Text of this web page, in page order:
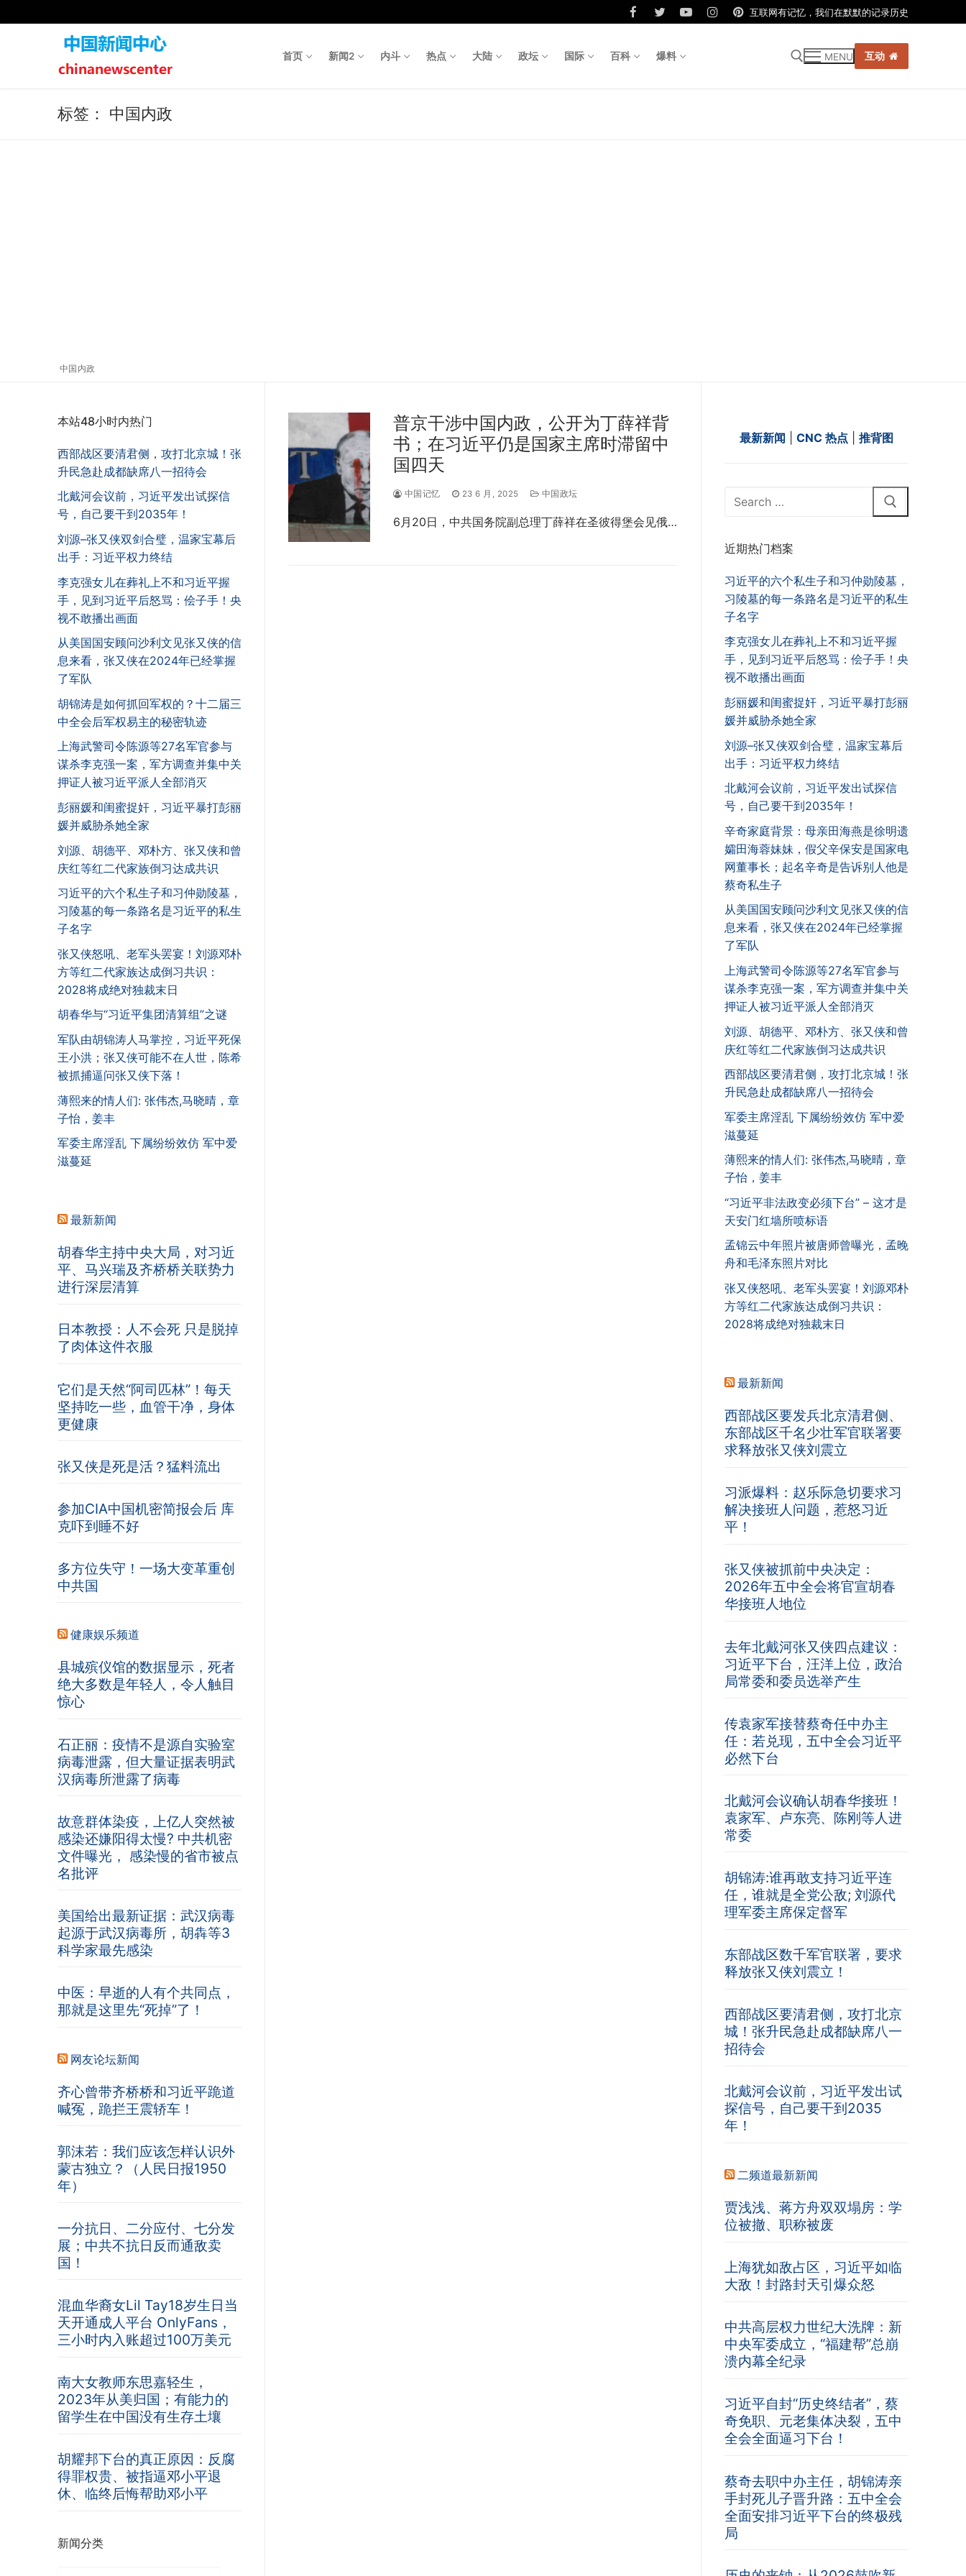
to
互联网有记忆，我们在默默的记录历史
首页 新闻2 内斗 热点 大陆 政坛 国际 百科 爆料 MENU 互动
标签： 中国内政
中国内政
普京干涉中国内政，公开为丁薛祥背
书；在习近平仍是国家主席时滞留中
国四天
中国记忆 23 6 月, 2025 中国政坛
6月20日，中共国务院副总理丁薛祥在圣彼得堡会见俄…
最新新闻 CNC 热点 推背图
Search
近期热门档案
习近平的六个私生子和习仲勋陵墓，
习陵墓的每一条路名是习近平的私生
子名字
李克强女儿在葬礼上不和习近平握
手，见到习近平后怒骂：侩子手！央
视不敢播出画面
彭丽媛和闺蜜捉奸，习近平暴打彭丽
媛并威胁杀她全家
刘源–张又侠双剑合璧，温家宝幕后
出手：习近平权力终结
北戴河会议前，习近平发出试探信
号，自己要干到2035年！
辛奇家庭背景：母亲田海燕是徐明遗
孀田海蓉妹妹，假父辛保安是国家电
网董事长；起名辛奇是告诉别人他是
蔡奇私生子
从美国国安顾问沙利文见张又侠的信
息来看，张又侠在2024年已经掌握
了军队
上海武警司令陈源等27名军官参与
谋杀李克强一案，军方调查并集中关
押证人被习近平派人全部消灭
刘源、胡德平、邓朴方、张又侠和曾
庆红等红二代家族倒习达成共识
西部战区要清君侧，攻打北京城！张
升民急赴成都缺席八一招待会
军委主席淫乱 下属纷纷效仿 军中爱
滋蔓延
薄熙来的情人们: 张伟杰,马晓晴，章
子怡，姜丰
“习近平非法政变必须下台” – 这才是
天安门红墙所喷标语
孟锦云中年照片被唐师曾曝光，孟晚
舟和毛泽东照片对比
张又侠怒吼、老军头罢宴！刘源邓朴
方等红二代家族达成倒习共识：
2028将成绝对独裁末日
最新新闻
西部战区要发兵北京清君侧、
东部战区千名少壮军官联署要
求释放张又侠刘震立
习派爆料：赵乐际急切要求习
解决接班人问题，惹怒习近
平！
张又侠被抓前中央决定：
2026年五中全会将官宣胡春
华接班人地位
去年北戴河张又侠四点建议：
习近平下台，汪洋上位，政治
局常委和委员选举产生
传袁家军接替蔡奇任中办主
任：若兑现，五中全会习近平
必然下台
北戴河会议确认胡春华接班！
袁家军、卢东亮、陈刚等人进
常委
胡锦涛:谁再敢支持习近平连
任，谁就是全党公敌; 刘源代
理军委主席保定督军
东部战区数千军官联署，要求
释放张又侠刘震立！
西部战区要清君侧，攻打北京
城！张升民急赴成都缺席八一
招待会
北戴河会议前，习近平发出试
探信号，自己要干到2035
年！
二频道最新新闻
贾浅浅、蒋方舟双双塌房：学
位被撤、职称被废
上海犹如敌占区，习近平如临
大敌！封路封天引爆众怒
中共高层权力世纪大洗牌：新
中央军委成立，“福建帮”总崩
溃内幕全纪录
习近平自封“历史终结者”，蔡
奇免职、元老集体决裂，五中
全会全面逼习下台！
蔡奇去职中办主任，胡锦涛亲
手封死儿子晋升路：五中全会
全面安排习近平下台的终极残
局
本站48小时内热门
西部战区要清君侧，攻打北京城！张
升民急赴成都缺席八一招待会
北戴河会议前，习近平发出试探信
号，自己要干到2035年！
刘源–张又侠双剑合璧，温家宝幕后
出手：习近平权力终结
李克强女儿在葬礼上不和习近平握
手，见到习近平后怒骂：侩子手！央
视不敢播出画面
从美国国安顾问沙利文见张又侠的信
息来看，张又侠在2024年已经掌握
了军队
胡锦涛是如何抓回军权的？十二届三
中全会后军权易主的秘密轨迹
上海武警司令陈源等27名军官参与
谋杀李克强一案，军方调查并集中关
押证人被习近平派人全部消灭
彭丽媛和闺蜜捉奸，习近平暴打彭丽
媛并威胁杀她全家
刘源、胡德平、邓朴方、张又侠和曾
庆红等红二代家族倒习达成共识
习近平的六个私生子和习仲勋陵墓，
习陵墓的每一条路名是习近平的私生
子名字
张又侠怒吼、老军头罢宴！刘源邓朴
方等红二代家族达成倒习共识：
2028将成绝对独裁末日
胡春华与“习近平集团清算组”之谜
军队由胡锦涛人马掌控，习近平死保
王小洪；张又侠可能不在人世，陈希
被抓捕逼问张又侠下落！
薄熙来的情人们: 张伟杰,马晓晴，章
子怡，姜丰
军委主席淫乱 下属纷纷效仿 军中爱
滋蔓延
最新新闻
胡春华主持中央大局，对习近
平、马兴瑞及齐桥桥关联势力
进行深层清算
日本教授：人不会死 只是脱掉
了肉体这件衣服
它们是天然“阿司匹林”！每天
坚持吃一些，血管干净，身体
更健康
张又侠是死是活？猛料流出
参加CIA中国机密简报会后 库
克吓到睡不好
多方位失守！一场大变革重创
中共国
健康娱乐频道
县城殡仪馆的数据显示，死者
绝大多数是年轻人，令人触目
惊心
石正丽：疫情不是源自实验室
病毒泄露，但大量证据表明武
汉病毒所泄露了病毒
故意群体染疫，上亿人突然被
感染还嫌阳得太慢? 中共机密
文件曝光， 感染慢的省市被点
名批评
美国给出最新证据：武汉病毒
起源于武汉病毒所，胡犇等3
科学家最先感染
中医：早逝的人有个共同点，
那就是这里先“死掉”了！
网友论坛新闻
齐心曾带齐桥桥和习近平跪道
喊冤，跪拦王震轿车！
郭沫若：我们应该怎样认识外
蒙古独立？（人民日报1950
年）
一分抗日、二分应付、七分发
展；中共不抗日反而通敌卖
国！
混血华裔女Lil Tay18岁生日当
天开通成人平台 OnlyFans，
三小时内入账超过100万美元
南大女教师东思嘉轻生，
2023年从美归国；有能力的
留学生在中国没有生存土壤
胡耀邦下台的真正原因：反腐
得罪权贵、被指逼邓小平退
休、临终后悔帮助邓小平
新闻分类